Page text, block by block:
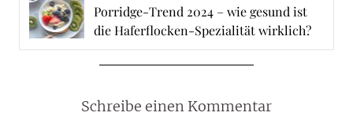
Porridge-Trend 2024 – wie gesund ist
die Haferflocken-Spezialität wirklich?
Schreibe einen Kommentar